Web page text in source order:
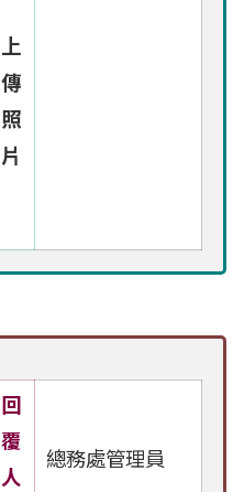
上
傳
照
片
回
覆
人
總務處管理員